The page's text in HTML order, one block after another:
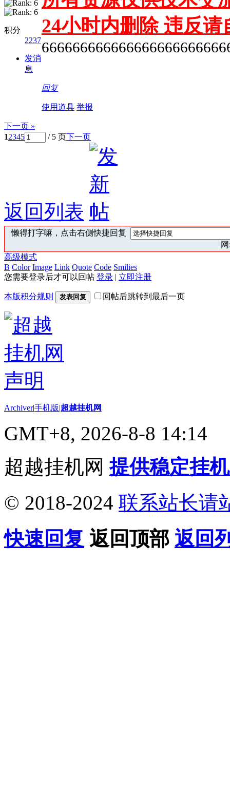
积分
2237
发消
息
24小时内删除 违反
回复
使用道具 举报
下一页 »
12345 / 5 页下一页
返回列表
懒得打字嘛，点击右侧快捷回复
高级模式
B Color Image Link Quote Code Smilies
您需要登录后才可以回帖 登录 | 立即注册
本版积分规则 发表回复 回帖后跳转到最后一页
Archiver|手机版|超越挂机网
GMT+8, 2026-8-8 14:14
超越挂机网提供稳定挂
© 2018-2024 联系站长请
快速回复 返回顶部 返回